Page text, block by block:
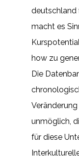
deutschland
macht es
how zu
Die
unmöglich,
für diese